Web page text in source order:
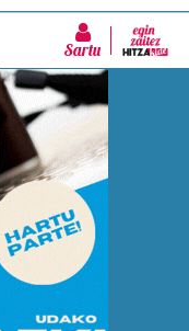
Sartu